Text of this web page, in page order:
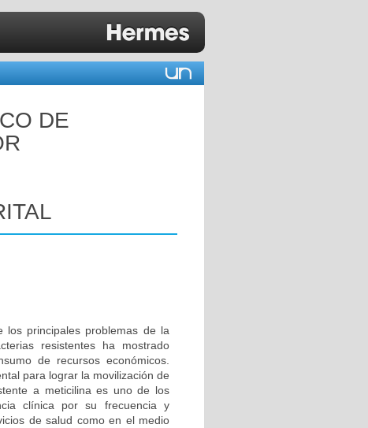
DE
los principales problemas de la
resistentes ha mostrado
de recursos económicos.
para lograr la movilización de
a meticilina es uno de los
clínica por su frecuencia y
de salud como en el medio